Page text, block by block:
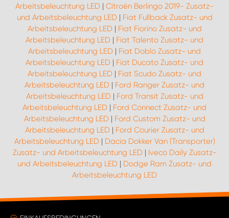
Arbeitsbeleuchtung LED | Citroën Berlingo 2019- Zusatz-
und Arbeitsbeleuchtung LED| Fiat Fullback Zusatz- und
Arbeitsbeleuchtung LED| Fiat Fiorino Zusatz- und
Arbeitsbeleuchtung LED | Fiat Talento Zusatz- und
Arbeitsbeleuchtung LED | Fiat Doblo Zusatz- und
Arbeitsbeleuchtung LED | Fiat Ducato Zusatz- und
Arbeitsbeleuchtung LED | Fiat Scudo Zusatz- und
Arbeitsbeleuchtung LED | Ford Ranger Zusatz- und
Arbeitsbeleuchtung LED| Ford Transit Zusatz- und
Arbeitsbeleuchtung LED | Ford Connect Zusatz- und
Arbeitsbeleuchtung LED| Ford Custom Zusatz- und
Arbeitsbeleuchtung LED| Ford Courier Zusatz- und
Arbeitsbeleuchtung LED| Dacia Dokker Van (Transporter)
Zusatz- und Arbeitsbeleuchtung LED| Iveco Daily Zusatz-
und Arbeitsbeleuchtung LED | Dodge Ram Zusatz- und
Arbeitsbeleuchtung LED